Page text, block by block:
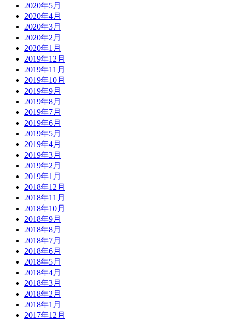
2020年5月
2020年4月
2020年3月
2020年2月
2020年1月
2019年12月
2019年11月
2019年10月
2019年9月
2019年8月
2019年7月
2019年6月
2019年5月
2019年4月
2019年3月
2019年2月
2019年1月
2018年12月
2018年11月
2018年10月
2018年9月
2018年8月
2018年7月
2018年6月
2018年5月
2018年4月
2018年3月
2018年2月
2018年1月
2017年12月